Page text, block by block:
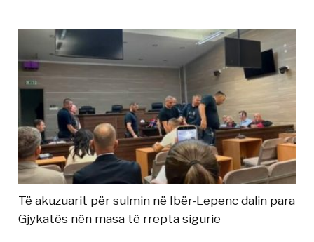
Të akuzuarit për sulmin në Ibër-Lepenc dalin para
Gjykatës nën masa të rrepta sigurie